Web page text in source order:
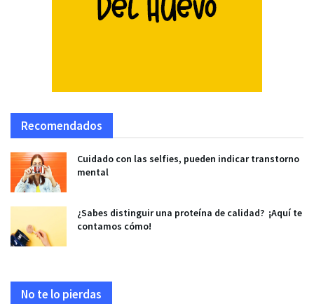
Recomendados
Cuidado con las selfies, pueden indicar transtorno
mental
¿Sabes distinguir una proteína de calidad? ¡Aquí te
contamos cómo!
No te lo pierdas